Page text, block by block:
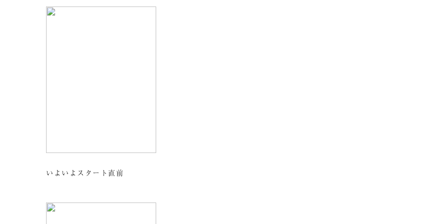
いよいよスタート直前